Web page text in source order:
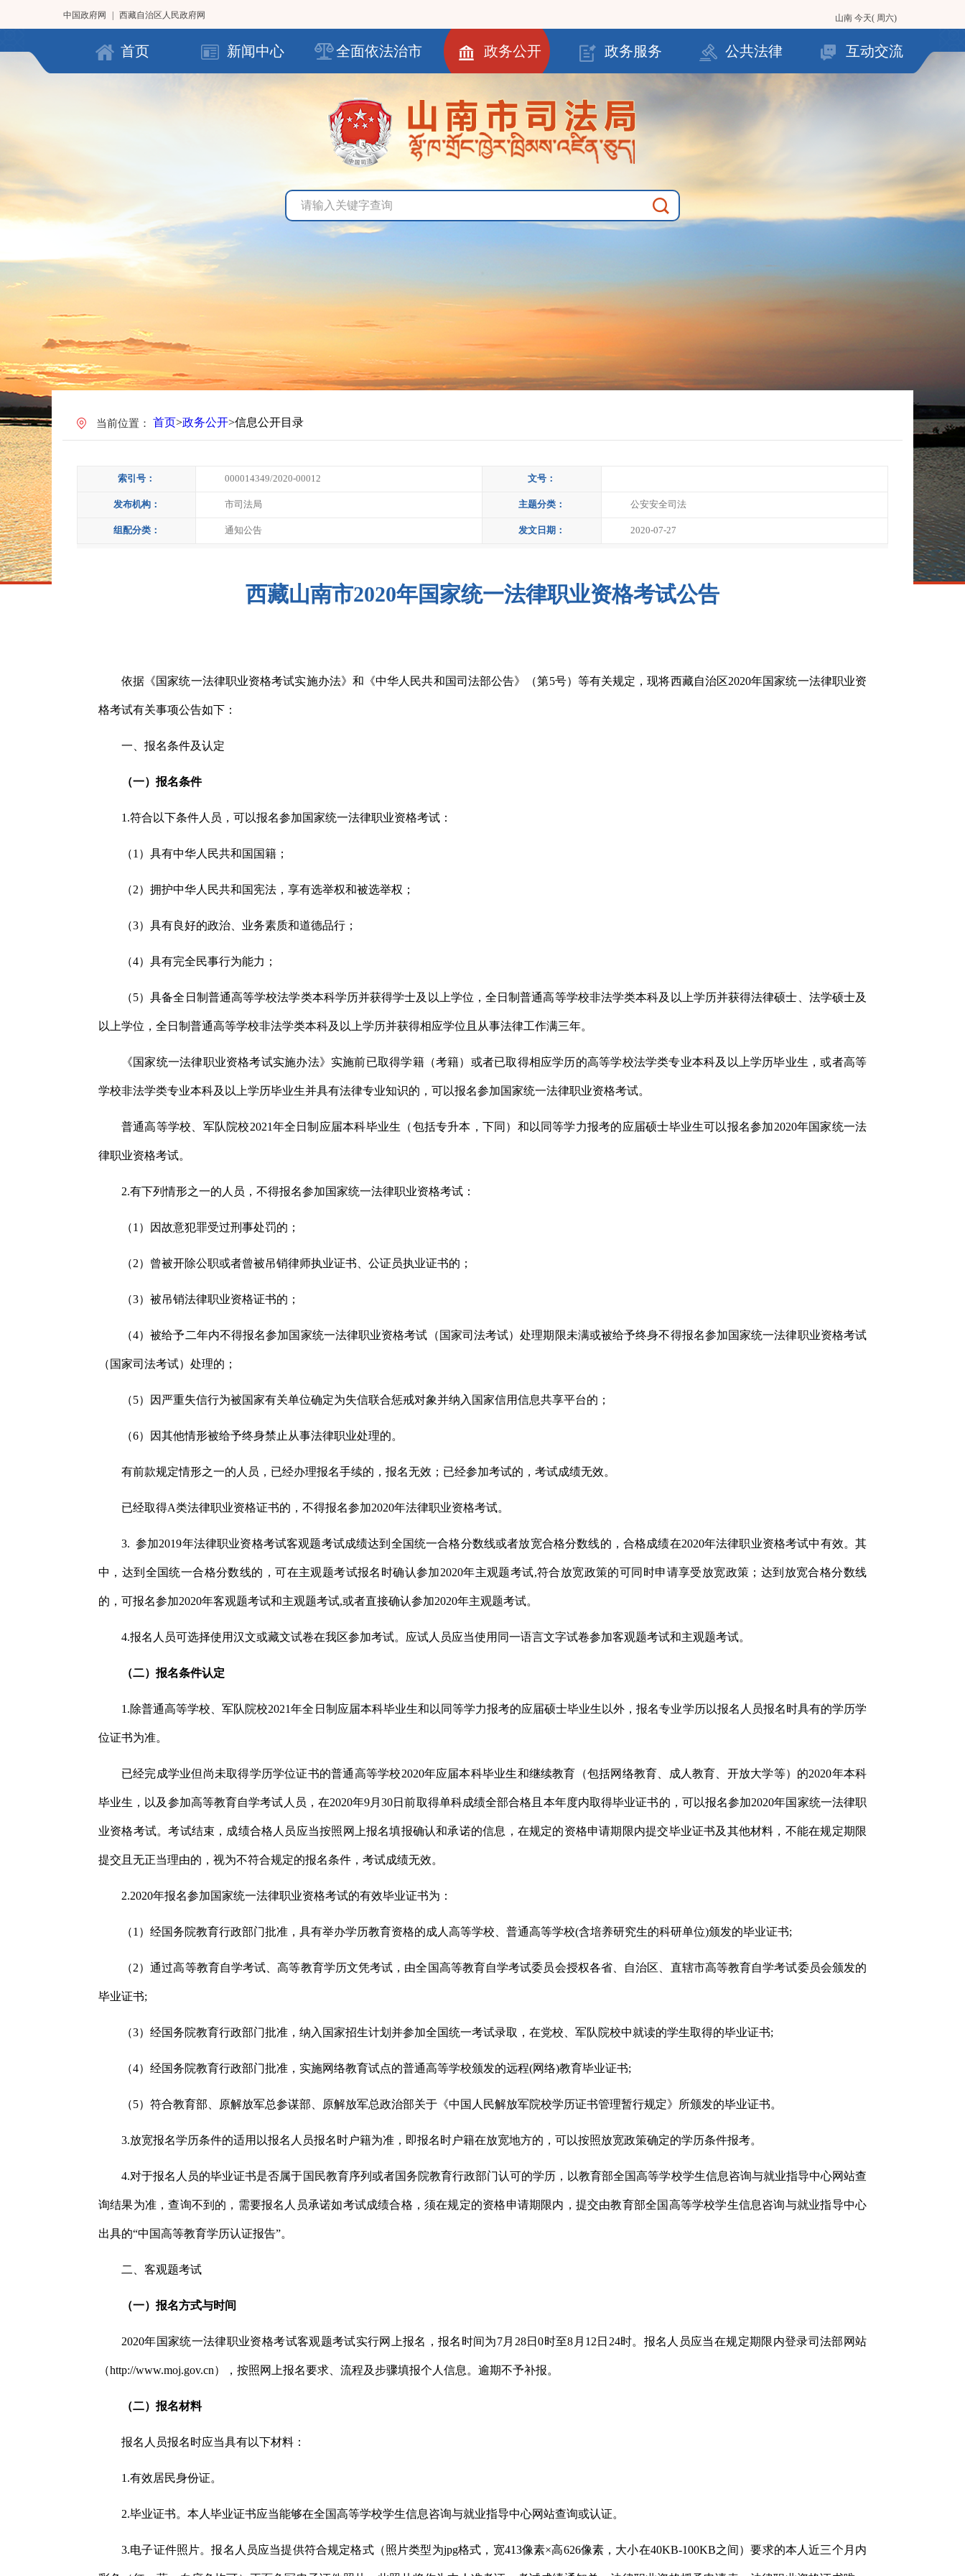
中国政府网 西藏自治区人民政府网 山南 今天( 周六)
首页 新闻中心 全面依法治市 政务公开 政务服务 公共法律 互动交流
当前位置： 首页>政务公开>信息公开目录
索引号： 000014349/2020-00012 文号：
发布机构： 市司法局 主题分类： 公安安全司法
组配分类： 通知公告 发文日期： 2020-07-27
西藏山南市2020年国家统一法律职业资格考试公告
依据《国家统一法律职业资格考试实施办法》和《中华人民共和国司法部公告》（第5号）等有关规定，现将西藏自治区2020年国家统一法律职业资
格考试有关事项公告如下：
一、报名条件及认定
（一）报名条件
1.符合以下条件人员，可以报名参加国家统一法律职业资格考试：
（1）具有中华人民共和国国籍；
（2）拥护中华人民共和国宪法，享有选举权和被选举权；
（3）具有良好的政治、业务素质和道德品行；
（4）具有完全民事行为能力；
（5）具备全日制普通高等学校法学类本科学历并获得学士及以上学位，全日制普通高等学校非法学类本科及以上学历并获得法律硕士、法学硕士及
以上学位，全日制普通高等学校非法学类本科及以上学历并获得相应学位且从事法律工作满三年。
《国家统一法律职业资格考试实施办法》实施前已取得学籍（考籍）或者已取得相应学历的高等学校法学类专业本科及以上学历毕业生，或者高等
学校非法学类专业本科及以上学历毕业生并具有法律专业知识的，可以报名参加国家统一法律职业资格考试。
普通高等学校、军队院校2021年全日制应届本科毕业生（包括专升本，下同）和以同等学力报考的应届硕士毕业生可以报名参加2020年国家统一法
律职业资格考试。
2.有下列情形之一的人员，不得报名参加国家统一法律职业资格考试：
（1）因故意犯罪受过刑事处罚的；
（2）曾被开除公职或者曾被吊销律师执业证书、公证员执业证书的；
（3）被吊销法律职业资格证书的；
（4）被给予二年内不得报名参加国家统一法律职业资格考试（国家司法考试）处理期限未满或被给予终身不得报名参加国家统一法律职业资格考试
（国家司法考试）处理的；
（5）因严重失信行为被国家有关单位确定为失信联合惩戒对象并纳入国家信用信息共享平台的；
（6）因其他情形被给予终身禁止从事法律职业处理的。
有前款规定情形之一的人员，已经办理报名手续的，报名无效；已经参加考试的，考试成绩无效。
已经取得A类法律职业资格证书的，不得报名参加2020年法律职业资格考试。
3. 参加2019年法律职业资格考试客观题考试成绩达到全国统一合格分数线或者放宽合格分数线的，合格成绩在2020年法律职业资格考试中有效。其
中，达到全国统一合格分数线的，可在主观题考试报名时确认参加2020年主观题考试,符合放宽政策的可同时申请享受放宽政策；达到放宽合格分数线
的，可报名参加2020年客观题考试和主观题考试,或者直接确认参加2020年主观题考试。
4.报名人员可选择使用汉文或藏文试卷在我区参加考试。应试人员应当使用同一语言文字试卷参加客观题考试和主观题考试。
（二）报名条件认定
1.除普通高等学校、军队院校2021年全日制应届本科毕业生和以同等学力报考的应届硕士毕业生以外，报名专业学历以报名人员报名时具有的学历学
位证书为准。
已经完成学业但尚未取得学历学位证书的普通高等学校2020年应届本科毕业生和继续教育（包括网络教育、成人教育、开放大学等）的2020年本科
毕业生，以及参加高等教育自学考试人员，在2020年9月30日前取得单科成绩全部合格且本年度内取得毕业证书的，可以报名参加2020年国家统一法律职
业资格考试。考试结束，成绩合格人员应当按照网上报名填报确认和承诺的信息，在规定的资格申请期限内提交毕业证书及其他材料，不能在规定期限
提交且无正当理由的，视为不符合规定的报名条件，考试成绩无效。
2.2020年报名参加国家统一法律职业资格考试的有效毕业证书为：
（1）经国务院教育行政部门批准，具有举办学历教育资格的成人高等学校、普通高等学校(含培养研究生的科研单位)颁发的毕业证书;
（2）通过高等教育自学考试、高等教育学历文凭考试，由全国高等教育自学考试委员会授权各省、自治区、直辖市高等教育自学考试委员会颁发的
毕业证书;
（3）经国务院教育行政部门批准，纳入国家招生计划并参加全国统一考试录取，在党校、军队院校中就读的学生取得的毕业证书;
（4）经国务院教育行政部门批准，实施网络教育试点的普通高等学校颁发的远程(网络)教育毕业证书;
（5）符合教育部、原解放军总参谋部、原解放军总政治部关于《中国人民解放军院校学历证书管理暂行规定》所颁发的毕业证书。
3.放宽报名学历条件的适用以报名人员报名时户籍为准，即报名时户籍在放宽地方的，可以按照放宽政策确定的学历条件报考。
4.对于报名人员的毕业证书是否属于国民教育序列或者国务院教育行政部门认可的学历，以教育部全国高等学校学生信息咨询与就业指导中心网站查
询结果为准，查询不到的，需要报名人员承诺如考试成绩合格，须在规定的资格申请期限内，提交由教育部全国高等学校学生信息咨询与就业指导中心
出具的“中国高等教育学历认证报告”。
二、客观题考试
（一）报名方式与时间
2020年国家统一法律职业资格考试客观题考试实行网上报名，报名时间为7月28日0时至8月12日24时。报名人员应当在规定期限内登录司法部网站
（http://www.moj.gov.cn），按照网上报名要求、流程及步骤填报个人信息。逾期不予补报。
（二）报名材料
报名人员报名时应当具有以下材料：
1.有效居民身份证。
2.毕业证书。本人毕业证书应当能够在全国高等学校学生信息咨询与就业指导中心网站查询或认证。
3.电子证件照片。报名人员应当提供符合规定格式（照片类型为jpg格式，宽413像素×高626像素，大小在40KB-100KB之间）要求的本人近三个月内